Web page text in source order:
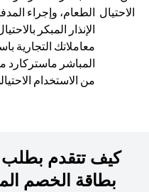
الطعام، وإجراء
الإنذار المبكر
معاملاتك التجارية
المباشر ماستركارد
من الاستخدام
كيف تتقدم
بطاقة الخصم